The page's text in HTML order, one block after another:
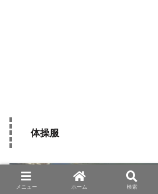
体操服
メニュー ホーム 検索